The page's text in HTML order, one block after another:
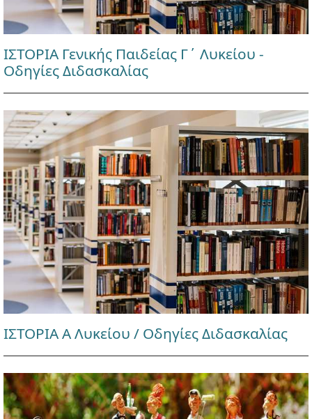
ΙΣΤΟΡΙΑ Γενικής Παιδείας Γ΄ Λυκείου -
Οδηγίες Διδασκαλίας
ΙΣΤΟΡΙΑ Α Λυκείου / Οδηγίες Διδασκαλίας